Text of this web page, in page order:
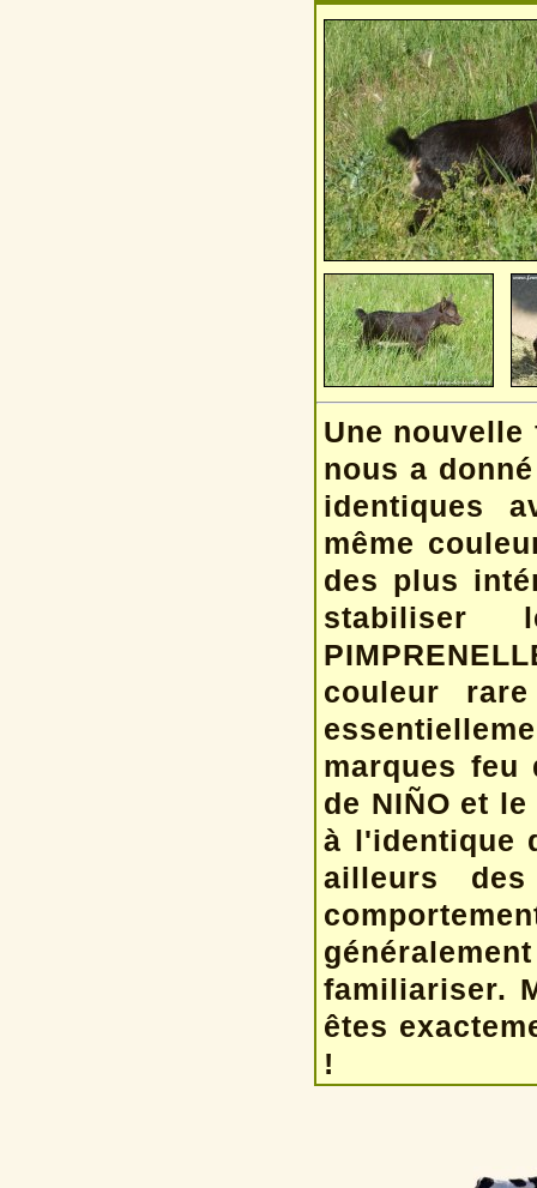
Une nouvelle
nous a
identiques
même
des plus
stabiliser
couleur
marques feu
de NIÑO et
à l'identique
ailleurs
familiariser.
êtes
!